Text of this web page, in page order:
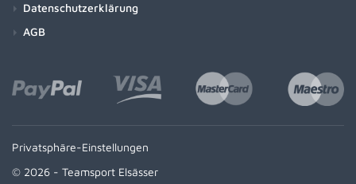
Datenschutzerklärung
AGB
Privatsphäre-Einstellungen
© 2026 - Teamsport Elsässer